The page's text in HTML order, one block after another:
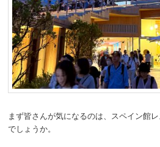
まず皆さんが気になるのは、スペイン館
でしょうか。